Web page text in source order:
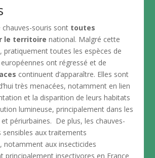
chauves-souris sont toutes
le territoire national. Malgré cette
pratiquement toutes les espèces de
ont régressé et de
continuent d’apparaître. Elles sont
très menacées, notamment en lien
et la disparition de leurs habitats
lumineuse, principalement dans les
périurbaines. De plus, les chauves-
aux traitements
notamment aux insecticides
principalement insectivores en France